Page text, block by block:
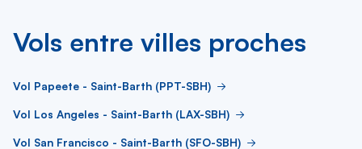
Vols entre villes proches
Vol Papeete - Saint-Barth (PPT-SBH)
Vol Los Angeles - Saint-Barth (LAX-SBH)
Vol San Francisco - Saint-Barth (SFO-SBH)